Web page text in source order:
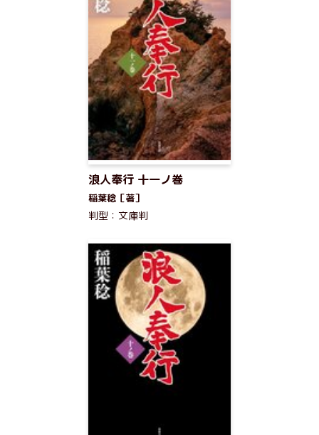
浪人奉行 十一ノ巻
稲葉稔［著］
判型：文庫判